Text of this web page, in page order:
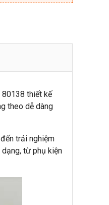
80138 thiết kế
theo dễ dàng
trải nghiệm
từ phụ kiện